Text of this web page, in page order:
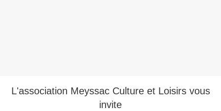
L'association Meyssac Culture et Loisirs vous
invite